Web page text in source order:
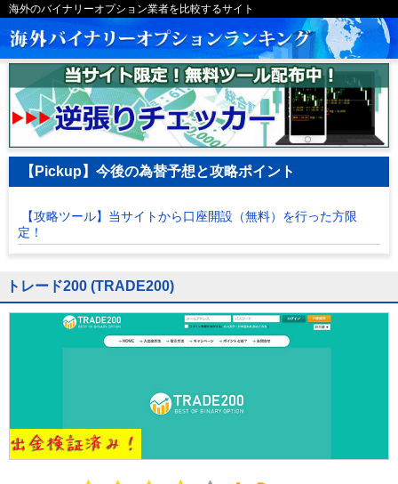
海外のバイナリーオプション業者を比較するサイト
【Pickup】今後の為替予想と攻略ポイント
【攻略ツール】当サイトから口座開設（無料）を行った方限
定！
トレード200 (TRADE200)